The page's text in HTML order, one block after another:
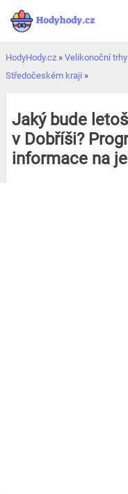
Přeskočit
HodyHody.cz » Velikonoční
Středočeském kraji »
Jaký bude
v Dobříši?
informace na